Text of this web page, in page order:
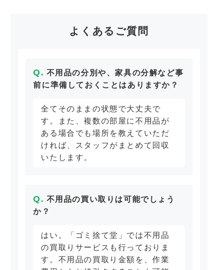
よくあるご質問
不用品の分別や、家具の分解など事
前に準備しておくことはありますか？
全てそのままの状態で大丈夫で
す。また、複数の部屋に不用品が
ある場合でも場所を教えていただ
ければ、スタッフがまとめて回収
いたします。
不用品の買い取りは可能でしょう
か？
はい。「ゴミ捨て堂」では不用品
の買取りサービスも行っておりま
す。不用品の買取り金額を、作業